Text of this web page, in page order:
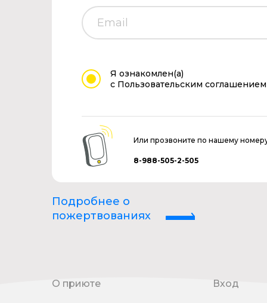
Я ознакомлен(а)
с Пользовательским соглашением
Или прозвоните по нашему
8-988-505-2-505
Подробнее о
пожертвованиях
О приюте Вход